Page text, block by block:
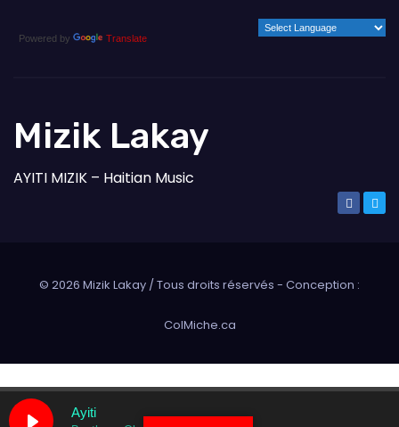
Powered by Translate
Mizik Lakay
AYITI MIZIK – Haitian Music
© 2026 Mizik Lakay / Tous droits réservés - Conception :
ColMiche.ca
Ayiti